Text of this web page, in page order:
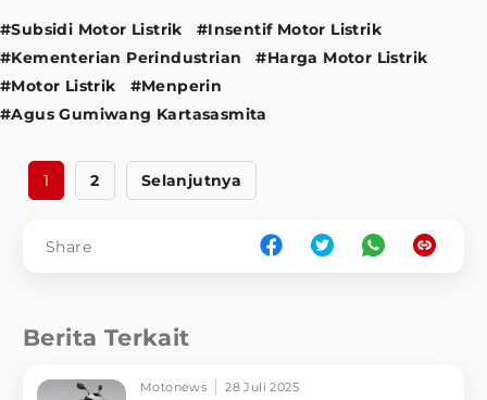
#Subsidi Motor Listrik
#Insentif Motor Listrik
#Kementerian Perindustrian
#Harga Motor Listrik
#Motor Listrik
#Menperin
#Agus Gumiwang Kartasasmita
1 2 Selanjutnya
Share
Berita Terkait
Motonews 28 Juli 2025